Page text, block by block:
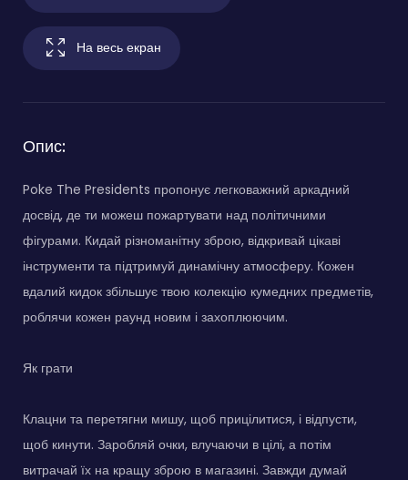
На весь екран
Опис:
Poke The Presidents пропонує легковажний аркадний
досвід, де ти можеш пожартувати над політичними
фігурами. Кидай різноманітну зброю, відкривай цікаві
інструменти та підтримуй динамічну атмосферу. Кожен
вдалий кидок збільшує твою колекцію кумедних предметів,
роблячи кожен раунд новим і захоплюючим.
Як грати
Клацни та перетягни мишу, щоб прицілитися, і відпусти,
щоб кинути. Заробляй очки, влучаючи в цілі, а потім
витрачай їх на кращу зброю в магазині. Завжди думай